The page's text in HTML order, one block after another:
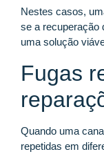
Nestes casos,
se a recuperação
uma solução
Fugas
Quando uma
repetidas em